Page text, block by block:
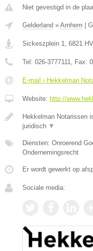
Niet gevestigd in de
Gelderland » Arnhem |
Sickeszplein 1 6821 HV
Tel: 026-3777111 , Fax:
E-mail › Hekkelman
Website: http://
Hekkelman Notarissen
juridisch ▼
Diensten: Onroerend
Ondernemingsrecht
Er wordt gewerkt op
Sociale media: